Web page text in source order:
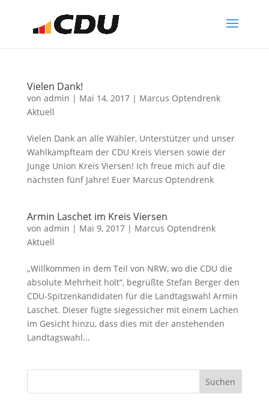
Vielen Dank!
von admin | Mai 14, 2017| Marcus Optendrenk
Aktuell
Vielen Dank an alle Wähler, Unterstützer und unser
Wahlkampfteam der CDU Kreis Viersen sowie der
Junge Union Kreis Viersen! Ich freue mich auf die
nächsten fünf Jahre! Euer Marcus Optendrenk
Armin Laschet im Kreis Viersen
von admin | Mai 9, 2017| Marcus Optendrenk
Aktuell
„Willkommen in dem Teil von NRW, wo die CDU die
absolute Mehrheit holt“, begrüßte Stefan Berger den
CDU-Spitzenkandidaten für die Landtagswahl Armin
Laschet. Dieser fügte siegessicher mit einem Lachen
im Gesicht hinzu, dass dies mit der anstehenden
Landtagswahl...
Suchen